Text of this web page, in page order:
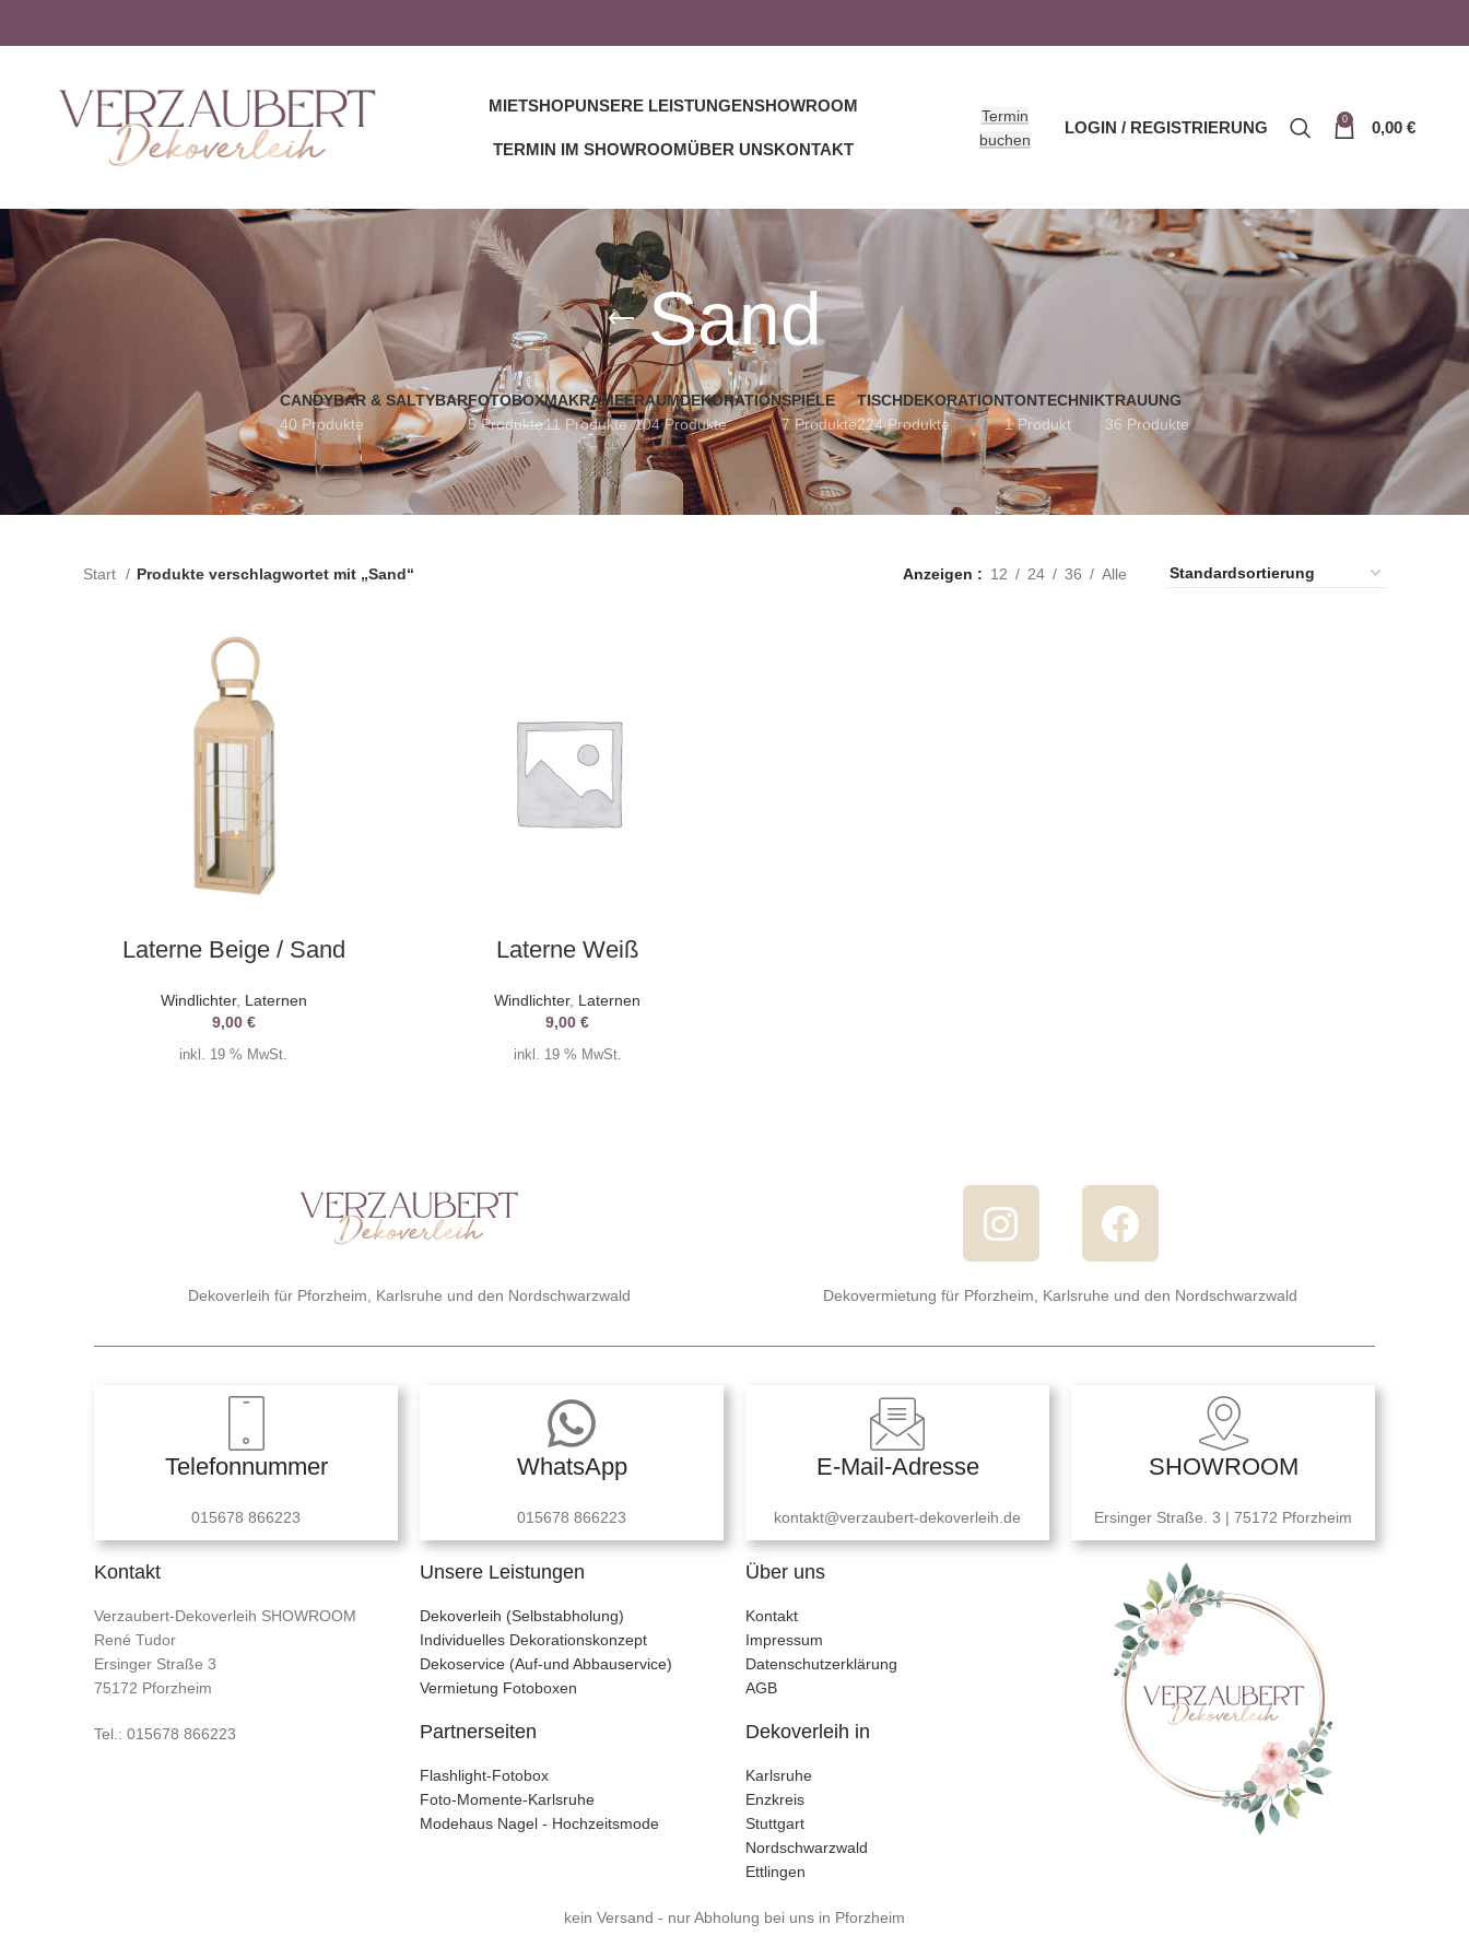
MIETSHOPUNSERE LEISTUNGENSHOWROOM
TERMIN IM SHOWROOMÜBER UNSKONTAKT
Termin
buchen
LOGIN / REGISTRIERUNG 0 0,00€
Sand
CANDYBAR & SALTYBAR
40 Produkte
FOTOBOX
5 Produkte
MAKRAMEE
11 Produkte
RAUMDEKORATION
104 Produkte
SPIELE
7 Produkte
TISCHDEKORATION
224 Produkte
TONTECHNIK
1 Produkt
TRAUUNG
36 Produkte
Start Produkte verschlagwortet mit „Sand“ Anzeigen 12 24 36 Alle
Laterne Beige / Sand
Windlichter, Laternen
9,00 €
inkl. 19 % MwSt.
Laterne Weiß
Windlichter, Laternen
9,00€
inkl. 19 % MwSt.
Dekoverleih für Pforzheim, Karlsruhe und den Nordschwarzwald Dekovermietung für Pforzheim, Karlsruhe und den Nordschwarzwald
Telefonnummer
015678 866223
WhatsApp
015678 866223
E-Mail-Adresse
kontakt@verzaubert-dekoverleih.de
SHOWROOM
Ersinger Straße. 3 | 75172 Pforzheim
Kontakt
Verzaubert-Dekoverleih SHOWROOM
René Tudor
Ersinger Straße 3
75172 Pforzheim
Tel.: 015678 866223
Unsere Leistungen
Dekoverleih (Selbstabholung)
Individuelles Dekorationskonzept
Dekoservice (Auf-und Abbauservice)
Vermietung Fotoboxen
Partnerseiten
Flashlight-Fotobox
Foto-Momente-Karlsruhe
Modehaus Nagel - Hochzeitsmode
Über uns
Kontakt
Impressum
Datenschutzerklärung
AGB
Dekoverleih in
Karlsruhe
Enzkreis
Stuttgart
Nordschwarzwald
Ettlingen
kein Versand - nur Abholung bei uns in Pforzheim